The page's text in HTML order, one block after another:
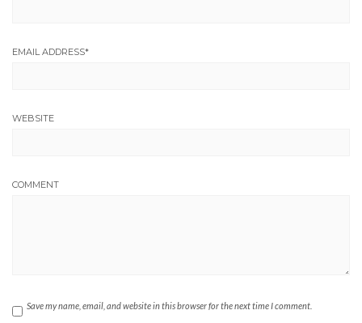
EMAIL ADDRESS*
WEBSITE
COMMENT
Save my name, email, and website in this browser for the next time I comment.